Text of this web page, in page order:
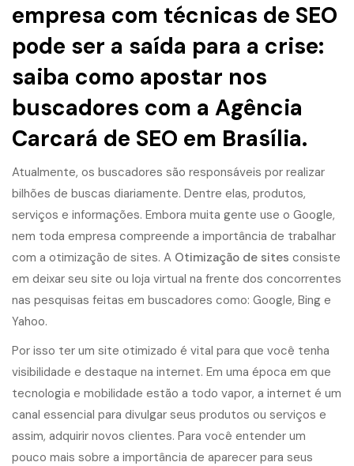
empresa com técnicas de SEO
pode ser a saída para a crise:
saiba como apostar nos
buscadores com a Agência
Carcará de SEO em Brasília.
Atualmente, os buscadores são responsáveis por realizar
bilhões de buscas diariamente. Dentre elas, produtos,
serviços e informações. Embora muita gente use o Google,
nem toda empresa compreende a importância de trabalhar
com a otimização de sites. A Otimização de sites consiste
em deixar seu site ou loja virtual na frente dos concorrentes
nas pesquisas feitas em buscadores como: Google, Bing e
Yahoo.
Por isso ter um site otimizado é vital para que você tenha
visibilidade e destaque na internet. Em uma época em que
tecnologia e mobilidade estão a todo vapor, a internet é um
canal essencial para divulgar seus produtos ou serviços e
assim, adquirir novos clientes. Para você entender um
pouco mais sobre a importância de aparecer para seus